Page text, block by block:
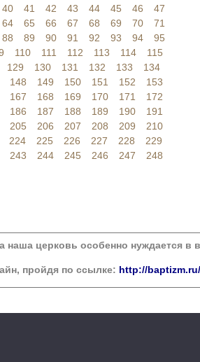
40 41 42 43 44 45 46
47
64 65 66 67 68 69 70
71
88 89 90 91 92 93 94
95
110 111 112 113 114
115
129 130 131 132 133
134
148 149 150 151 152
153
167 168 169 170 171
172
186 187 188 189 190
191
205 206 207 208 209
210
224 225 226 227 228
229
243 244 245 246 247
248
наша церковь особенно нуждается в
пройдя по ссылке: http://